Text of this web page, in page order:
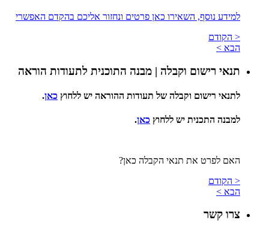
למידע נוסף, השאירו כאן פרטים ונחזור אליכם בהקדם האפשרי
< הקודם
הבא >
תנאי רישום וקבלה | מבנה התוכנית לתעודות הוראה
לתנאי רישום וקבלה של תעודות ההוראה יש ללחוץ כאן.
למבנה התכנית יש ללחוץ כאן.
האם לפרט את תנאי הקבלה כאן?
< הקודם
הבא >
צרו קשר